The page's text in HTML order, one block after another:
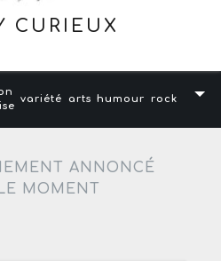
CURIEUX
variété arts humour rock
ANNONCÉ
MOMENT